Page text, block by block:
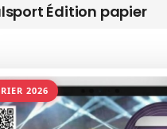
Édition papier
2026